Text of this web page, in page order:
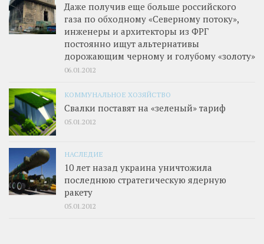
Даже получив еще больше российского
газа по обходному «Северному потоку»,
инженеры и архитекторы из ФРГ
постоянно ищут альтернативы
дорожающим черному и голубому «золоту»
06.01.2012
КОММУНАЛЬНОЕ ХОЗЯЙСТВО
Свалки поставят на «зеленый» тариф
05.01.2012
НАСЛЕДИЕ
10 лет назад украина уничтожила
последнюю стратегическую ядерную
ракету
05.01.2012